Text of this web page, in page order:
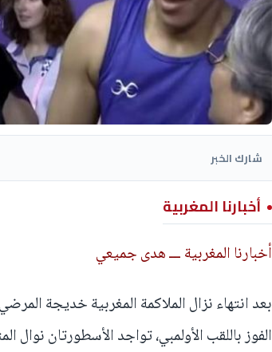
شارك الخبر
أخبارنا المغربية
أخبارنا المغربية ـــ هدى جميعي
بعد انتهاء نزال الملاكمة المغربية خديجة
الفوز باللقب الأولمبي، تواجد الأسطورتان نوال